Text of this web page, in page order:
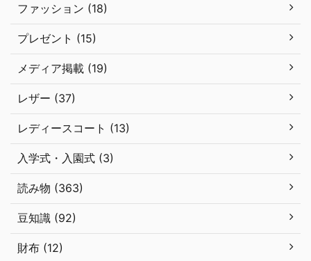
ファッション (18)
プレゼント (15)
メディア掲載 (19)
レザー (37)
レディースコート (13)
入学式・入園式 (3)
読み物 (363)
豆知識 (92)
財布 (12)